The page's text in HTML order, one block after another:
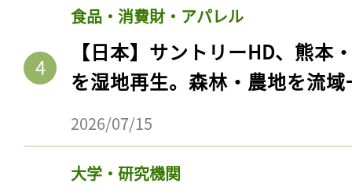
食品・消費財・アパレル
【日本】サントリーHD、熊本
を湿地再生。森林・農地を流
2026/07/15
大学・研究機関